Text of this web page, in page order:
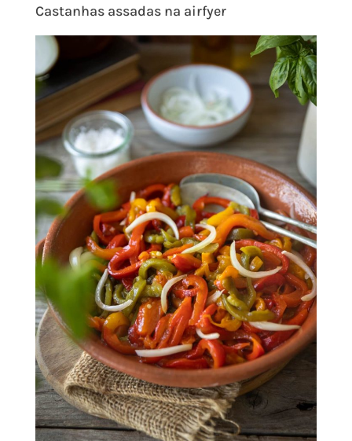
Castanhas assadas na airfyer